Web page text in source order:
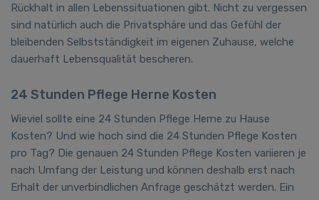
Rückhalt in allen Lebenssituationen gibt. Nicht zu vergessen
sind natürlich auch die Privatsphäre und das Gefühl der
bleibenden Selbstständigkeit im eigenen Zuhause, welche
dauerhaft Lebensqualität bescheren.
24 Stunden Pflege Herne Kosten
Wieviel sollte eine 24 Stunden Pflege Herne zu Hause
Kosten? Und wie hoch sind die 24 Stunden Pflege Kosten
pro Tag? Die genauen 24 Stunden Pflege Kosten variieren je
nach Umfang der Leistung und können deshalb erst nach
Erhalt der unverbindlichen Anfrage geschätzt werden. Ein